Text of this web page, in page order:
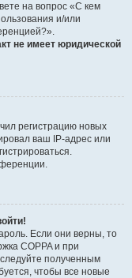
на вопрос «С кем
и/или
не имеет юридической
регистрацию новых
ваш IP-адрес или
Если они верны, то
COPPA и при
полученным
чтобы все новые